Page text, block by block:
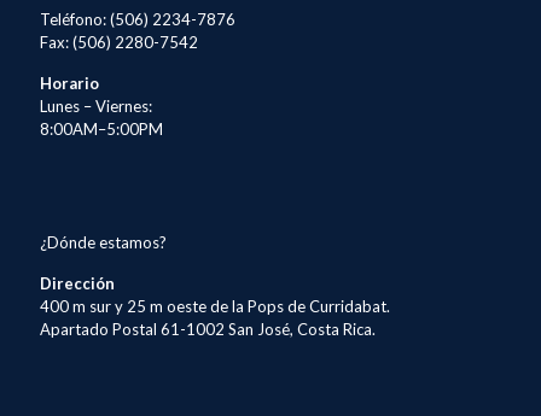
Teléfono: (506) 2234-7876
Fax: (506) 2280-7542
Horario
Lunes – Viernes:
8:00AM–5:00PM
¿Dónde estamos?
Dirección
400 m sur y 25 m oeste de la Pops de Curridabat.
Apartado Postal 61-1002 San José, Costa Rica.